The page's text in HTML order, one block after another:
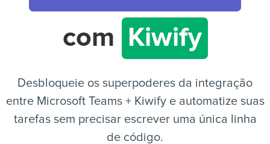
PT
com
Kiwify
Desbloqueie os superpoderes da integração
entre Microsoft Teams + Kiwify e automatize suas
tarefas sem precisar escrever uma única linha
de código.